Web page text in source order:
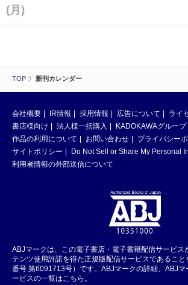
TOP 新刊カレンダー
(月)
会社概要 IR情報 採用情報 広告について
ライ
書店様向け
法人様一括購入
KADOKAWAグループ
作品の利用について
お問い合わせ
プライバシー
サイトポリシー
Do Not Sell or Share My Personal
利用者情報の外部送信について
ABJマークは、この電子書店・電子書籍配信サービス
テンツ使用許諾を得た正規版配信サービスであるこ
番号 第6091713号）です。ABJマークの詳細、ABJ
ービスの一覧はこちら。